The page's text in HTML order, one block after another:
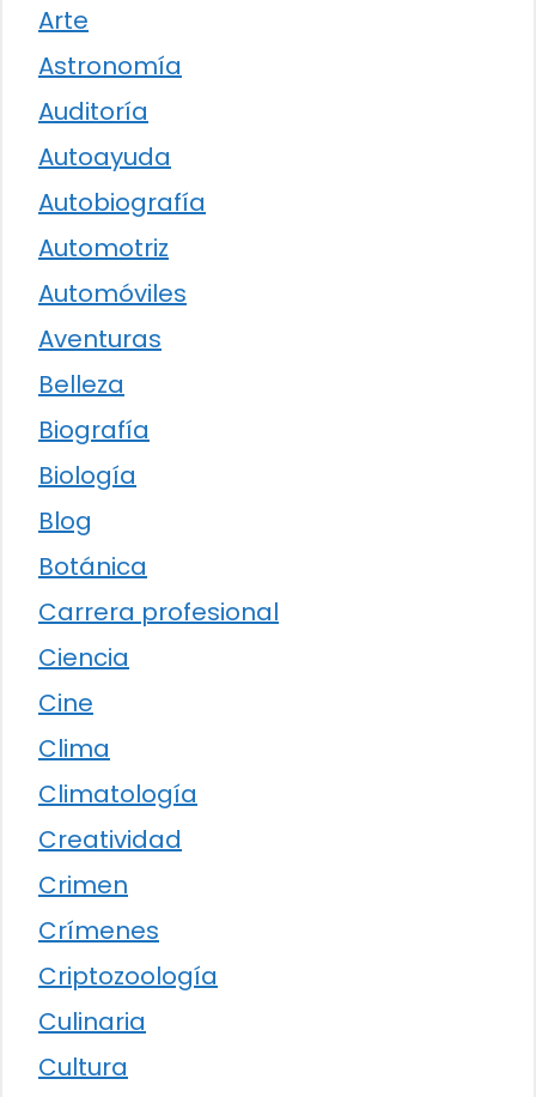
Arte
Astronomía
Auditoría
Autoayuda
Autobiografía
Automotriz
Automóviles
Aventuras
Belleza
Biografía
Biología
Blog
Botánica
Carrera profesional
Ciencia
Cine
Clima
Climatología
Creatividad
Crimen
Crímenes
Criptozoología
Culinaria
Cultura